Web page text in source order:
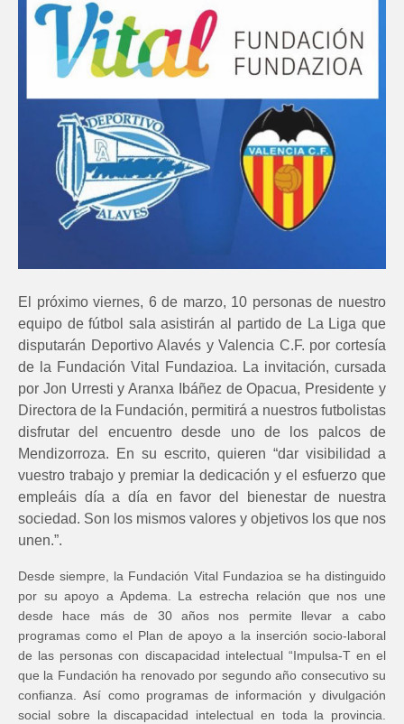
El próximo viernes, 6 de marzo, 10 personas de nuestro
equipo de fútbol sala asistirán al partido de La Liga que
disputarán Deportivo Alavés y Valencia C.F. por cortesía
de la Fundación Vital Fundazioa. La invitación, cursada
por Jon Urresti y Aranxa Ibáñez de Opacua, Presidente y
Directora de la Fundación, permitirá a nuestros futbolistas
disfrutar del encuentro desde uno de los palcos de
Mendizorroza. En su escrito, quieren “dar visibilidad a
vuestro trabajo y premiar la dedicación y el esfuerzo que
empleáis día a día en favor del bienestar de nuestra
sociedad. Son los mismos valores y objetivos los que nos
unen.”.
Desde siempre, la Fundación Vital Fundazioa se ha distinguido
por su apoyo a Apdema. La estrecha relación que nos une
desde hace más de 30 años nos permite llevar a cabo
programas como el Plan de apoyo a la inserción socio-laboral
de las personas con discapacidad intelectual “Impulsa-T en el
que la Fundación ha renovado por segundo año consecutivo su
confianza. Así como programas de información y divulgación
social sobre la discapacidad intelectual en toda la provincia.